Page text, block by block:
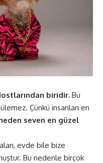
biridir. Bu
Çünkü insanları en
seven en güzel
evde bile bize
Bu nedenle birçok